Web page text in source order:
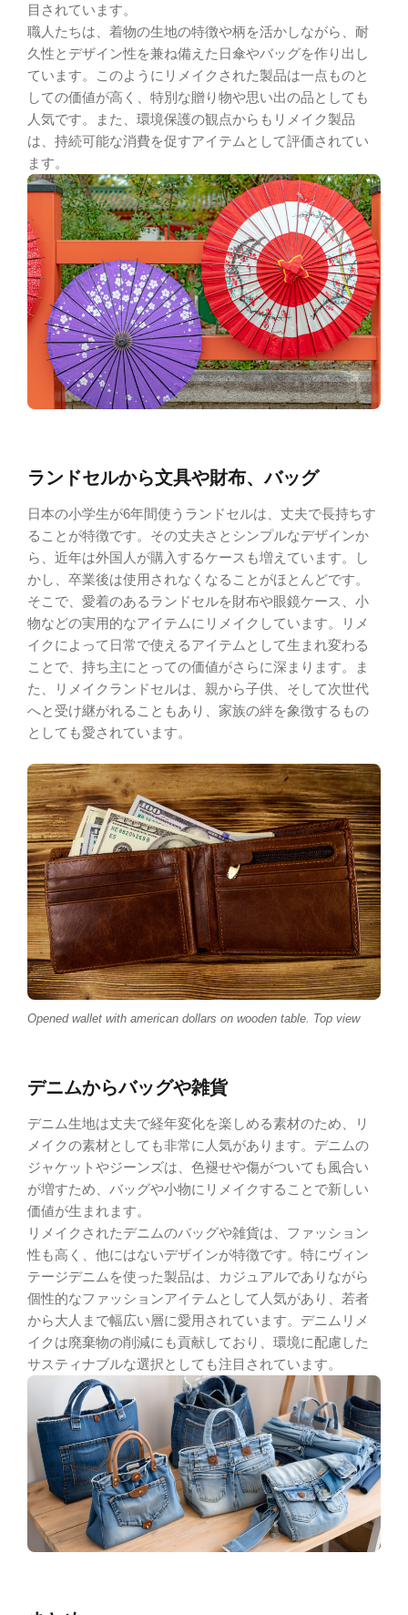
目されています。
職人たちは、着物の生地の特徴や柄を活かしながら、耐
久性とデザイン性を兼ね備えた日傘やバッグを作り出し
ています。このようにリメイクされた製品は一点ものと
しての価値が高く、特別な贈り物や思い出の品としても
人気です。また、環境保護の観点からもリメイク製品
は、持続可能な消費を促すアイテムとして評価されてい
ます。
ランドセルから文具や財布、バッグ
日本の小学生が6年間使うランドセルは、丈夫で長持ちす
ることが特徴です。その丈夫さとシンプルなデザインか
ら、近年は外国人が購入するケースも増えています。し
かし、卒業後は使用されなくなることがほとんどです。
そこで、愛着のあるランドセルを財布や眼鏡ケース、小
物などの実用的なアイテムにリメイクしています。リメ
イクによって日常で使えるアイテムとして生まれ変わる
ことで、持ち主にとっての価値がさらに深まります。ま
た、リメイクランドセルは、親から子供、そして次世代
へと受け継がれることもあり、家族の絆を象徴するもの
としても愛されています。
Opened wallet with american dollars on wooden table. Top view
デニムからバッグや雑貨
デニム生地は丈夫で経年変化を楽しめる素材のため、リ
メイクの素材としても非常に人気があります。デニムの
ジャケットやジーンズは、色褪せや傷がついても風合い
が増すため、バッグや小物にリメイクすることで新しい
価値が生まれます。
リメイクされたデニムのバッグや雑貨は、ファッション
性も高く、他にはないデザインが特徴です。特にヴィン
テージデニムを使った製品は、カジュアルでありながら
個性的なファッションアイテムとして人気があり、若者
から大人まで幅広い層に愛用されています。デニムリメ
イクは廃棄物の削減にも貢献しており、環境に配慮した
サスティナブルな選択としても注目されています。